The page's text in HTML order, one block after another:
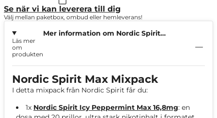
Se när vi kan leverera till dig
Välj mellan paketbox, ombud eller hemleverans!
Mer information om Nordic Spirit
Läs mer
om
produkten
Nordic Spirit Max Mixpack
I detta mixpack från Nordic Spirit får du:
1x Nordic Spirit Icy Peppermint Max 16,8mg: en